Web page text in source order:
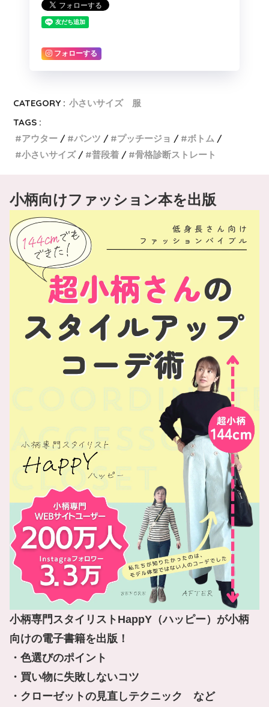
フォローする
CATEGORY : 小さいサイズ 服
TAGS :
アウター
パンツ プッチージョ
ボトム
小さいサイズ
普段着 骨格診断ストレート
小柄向けファッション本を出版
小柄専門スタイリストHappY（ハッピー）が小柄
向けの電子書籍を出版！
・色選びのポイント
・買い物に失敗しないコツ
・クローゼットの見直しテクニック　など